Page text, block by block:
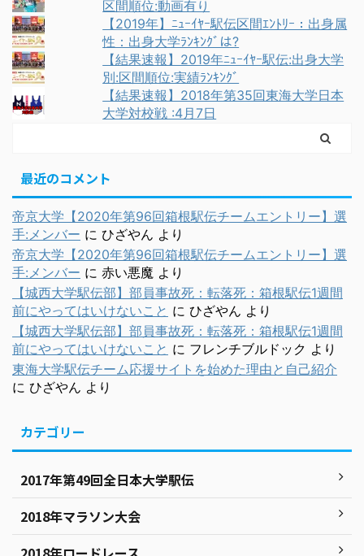
区間順位:動画有り
【2019年】ﾆｭｰｲﾔｰ駅伝区間ｴﾝﾄﾘｰ：出身属
性：出身大学ﾗﾝｷﾝｸﾞは?
【結果速報】2019年ﾆｭｰｲﾔｰ駅伝:出身大学
別:区間順位:実績ﾗﾝｷﾝｸﾞ
【結果速報】2018年第35回東海大学日本
大学対校戦 :4月7日
最近のコメント
帝京大学【2020年第96回箱根駅伝チームエントリー】選
手:メンバー に ひざやん より
帝京大学【2020年第96回箱根駅伝チームエントリー】選
手:メンバー に 赤い悪魔 より
【城西大学駅伝部】部員事故死：転落死：箱根駅伝1週間
前にやってはいけないこと に ひざやん より
【城西大学駅伝部】部員事故死：転落死：箱根駅伝1週間
前にやってはいけないこと に フレンチブルドック より
東海大学駅伝チーム応援サイトを始めた理由と自己紹介
に ひざやん より
カテゴリー
2017年第49回全日本大学駅伝
2018年マラソン大会